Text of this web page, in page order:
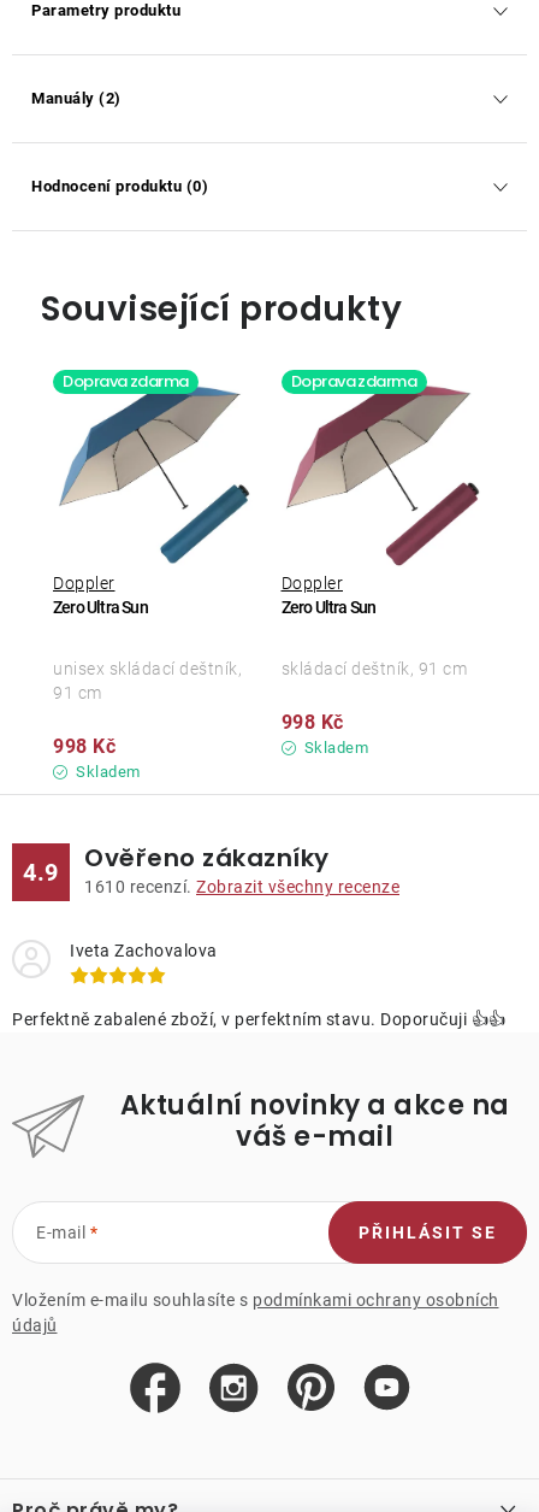
Parametry produktu
Manuály (2)
Hodnocení produktu (0)
Související produkty
Doprava zdarma
Zero Ultra Sun
Doppler
Skladem
998 Kč
unisex skládací deštník,
91 cm
Doprava zdarma
Zero Ultra Sun
Doppler
Skladem
998 Kč
skládací deštník, 91 cm
4.9 Ověřeno zákazníky
1610 recenzí. Zobrazit všechny recenze
Iveta Zachovalova
Perfektně zabalené zboží, v perfektním stavu. Doporučuji 👍👍
Aktuální novinky a akce na
váš e-mail
E-mail
Vložením e-mailu souhlasíte s podmínkami ochrany osobních
údajů
PŘIHLÁSIT SE
á